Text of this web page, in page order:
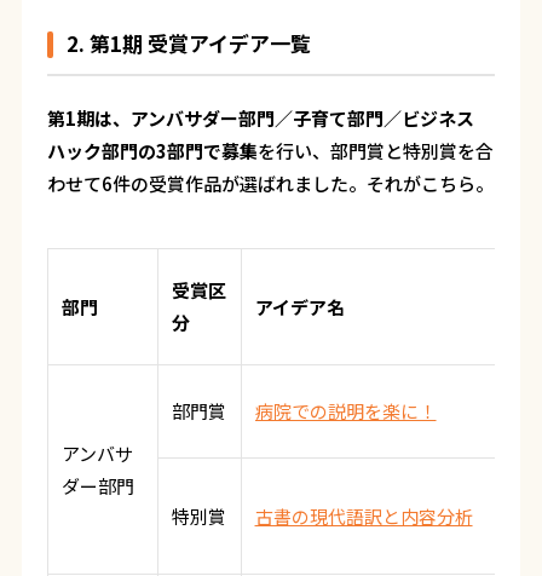
2. 第1期 受賞アイデア一覧
第1期は、アンバサダー部門／子育て部門／ビジネス
ハック部門の3部門で募集を行い、部門賞と特別賞を合
わせて6件の受賞作品が選ばれました。それがこちら。
部門
受賞区
分
アイデア名
アンバサ
ダー部門
部門賞 病院での説明を楽に！
特別賞 古書の現代語訳と内容分析